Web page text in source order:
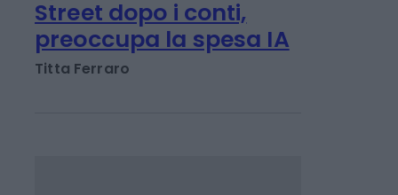
INVESTIMENTI E MERCATI
SpaceX crolla a Wall